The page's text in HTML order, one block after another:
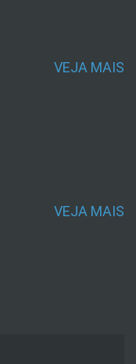
VEJA MAIS
VEJA MAIS